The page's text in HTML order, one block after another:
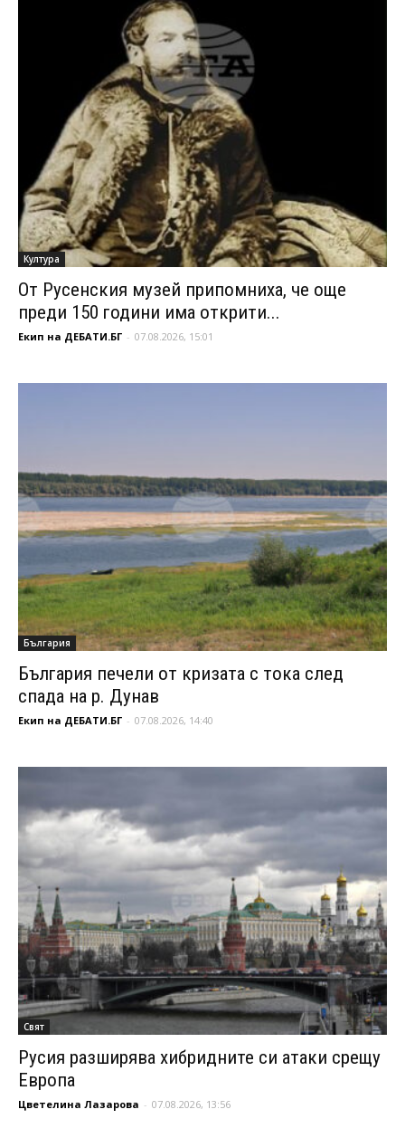
Култура
От Русенския музей припомниха, че още
преди 150 години има открити...
Екип на ДЕБАТИ.БГ - 07.08.2026, 15:01
България
България печели от кризата с тока след
спада на р. Дунав
Екип на ДЕБАТИ.БГ - 07.08.2026, 14:40
Свят
Русия разширява хибридните си атаки срещу
Европа
Цветелина Лазарова - 07.08.2026, 13:56